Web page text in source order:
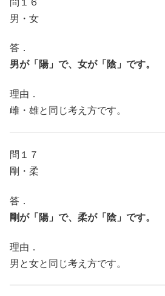
男・女
答．
男が「陽」で、女が「陰」です。
理由．
雌・雄と同じ考え方です。
問１７
剛・柔
答．
剛が「陽」で、柔が「陰」です。
理由．
男と女と同じ考え方です。